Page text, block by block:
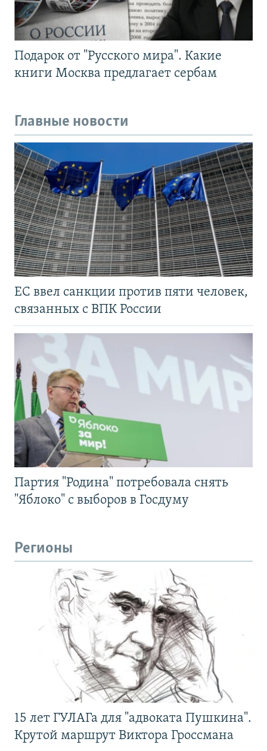
Подарок от "Русского мира". Какие
книги Москва предлагает сербам
Главные новости
ЕС ввел санкции против пяти человек,
связанных с ВПК России
Партия "Родина" потребовала снять
"Яблоко" с выборов в Госдуму
Регионы
15 лет ГУЛАГа для "адвоката Пушкина".
Крутой маршрут Виктора Гроссмана